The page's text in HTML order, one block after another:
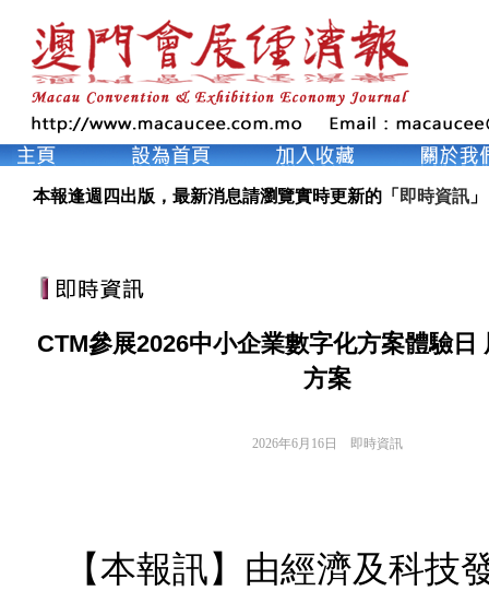
本報逢週四出版，最新消息請瀏覽實時更新的「 即時資訊 」
CTM參展2026中小企業數字化方案體驗日
方案
2026年6月16日 即時資訊
【本報訊】由經濟及科技